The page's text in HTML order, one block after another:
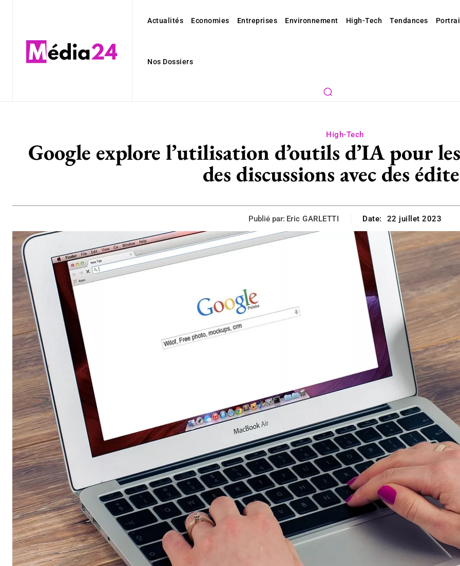
Actualités Economies Entreprises Environnement High-Tech Tendances
Nos Dossiers
High-Tech
Google explore l’utilisation d’outils d’IA pour
des discussions avec des
Publié par: Eric GARLETTI Date: 22 juillet 2023